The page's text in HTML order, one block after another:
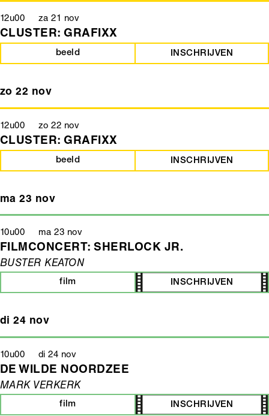
12u00 za 21 nov
CLUSTER: GRAFIXX
beeld INSCHRIJVEN
zo 22 nov
12u00 zo 22 nov
CLUSTER: GRAFIXX
beeld INSCHRIJVEN
ma 23 nov
10u00 ma 23 nov
FILMCONCERT: SHERLOCK JR.
BUSTER KEATON
film INSCHRIJVEN
di 24 nov
10u00 di 24 nov
DE WILDE NOORDZEE
MARK VERKERK
film INSCHRIJVEN